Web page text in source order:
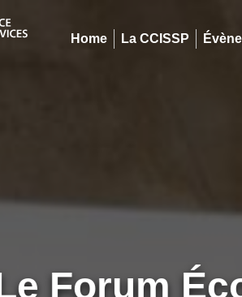
Home La CCISSP
Forum